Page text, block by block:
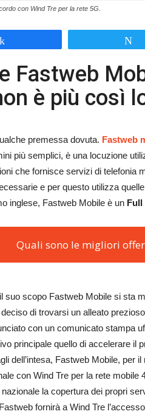
con Wind Tre per la rete 5G.
Fastweb
è più così
premessa dovuta. Fastweb
più semplici, è una locuzione
che fornisce servizi di telefonia
e per questo utilizza
inglese, Fastweb Mobile è un Full
Quali sono le migliori
suo scopo Fastweb Mobile si sta
di trovarsi un alleato
con un comunicato stampa
principale quello di accelerare il
dell’intesa, Fastweb Mobile, per
con Wind Tre per la rete
la copertura dei propri
fornirà a Wind Tre